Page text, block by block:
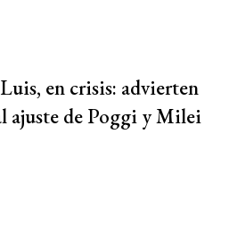
en crisis: advierten
ajuste de Poggi y Milei